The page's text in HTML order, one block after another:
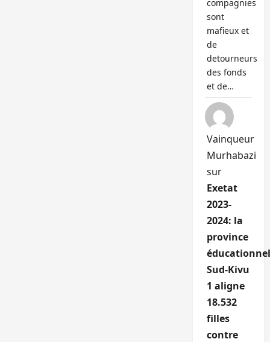
compagnies
sont
mafieux et
de
detourneurs
des fonds
et de…
Vainqueur
Murhabazi
sur
Exetat
2023-
2024: la
province
Sud-Kivu
1 aligne
18.532
filles
contre